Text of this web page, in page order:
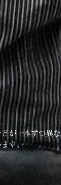
が一本ずつ異な
ます。